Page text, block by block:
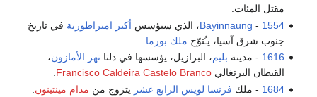
مقتل المئات.
1554
-
Bayinnaung، الذي سيؤسس أكبر امبراطورية في تاريخ
جنوب شرق آسيا، يـُتوّج ملك بورما
1616 - مدينة بليم، البرازيل، يؤسسها في دلتا نهر الأمازون،
القبطان البرتغاليFrancisco Caldeira Castelo Branco
.
1684 - ملك فرنسا لويس الرابع عشر يتزوج من مدام مينتينون